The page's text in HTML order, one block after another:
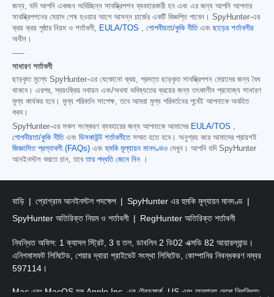
জন্য, যদি আপনি একজন অবিচ্ছিন্ন সাবস্ক্রিপশন ব্যবহারকারী হন এবং এর জন্য আপনি আপনার
সাবস্ক্রিপশনের মেয়াদ শেষ হওয়ার আগে আসন্ন চার্জের একটি বিজ্ঞপ্তি পাবেন। SpyHunter-এর
ক্রয় ক্রয় পৃষ্ঠার নিয়ম ও শর্তাবলী,
EULA/TOS গোপনীয়তা/কুকি নীতিএবং ছাড়ের শর্তাবলীর
অধীন।
-----
সাধারণ শর্তাবলী
ছাড়কৃত মূল্যে SpyHunter-এর যেকোনো ক্রয়, প্রদত্ত ছাড়কৃত সাবস্ক্রিপশন মেয়াদের জন্য বৈধ
থাকবে। এরপর, স্বয়ংক্রিয় নবায়ন এবং/অথবা ভবিষ্যতের ক্রয়ের জন্য তৎকালীন প্রযোজ্য সাধারণ
মূল্য কার্যকর হবে। মূল্য পরিবর্তন সাপেক্ষ, তবে আমরা মূল্য পরিবর্তনের পূর্বেই আপনাকে অবহিত
করব।
SpyHunter-এর সকল সংস্করণ ব্যবহারের জন্য আপনাকে আমাদের EULA/TOS
গোপনীয়তা/কুকি নীতিএবং ডিসকাউন্ট শর্তাবলীতেসম্মত হতে হবে। অনুগ্রহ করে আমাদের প্রায়শই
জিজ্ঞাসিত প্রশ্নাবলী (FAQs) এবংহুমকি মূল্যায়ন মানদণ্ডও দেখুন। আপনি যদি SpyHunter
আনইনস্টল করতে চান, তবেতার পদ্ধতি জেনে নিন ।
বাড়ি প্রোগ্রাম আনইনস্টল পদক্ষেপ
SpyHunter এর হুমকি মূল্যায়ন মানদণ্ড
SpyHunter অতিরিক্ত নিয়ম ও শর্তাবলী
RegHunter অতিরিক্ত শর্তাবলী
নিবন্ধিত অফিস: 1 ক্যাসল স্ট্রিট, 3 য় তল, ডাবলিন 2 ডি02 এক্সডি 82 আয়ারল্যান্ড।
এনিগমাসফট লিমিটেড, শেয়ার দ্বারা প্রাইভেট সংস্থা লিমিটেড, কোম্পানির নিবন্ধকরণ নম্বর
597114।
Mac এবং MacOS হল Apple Inc. এর ট্রেডমার্ক, US এবং অন্যান্য দেশে নিবন্ধিত৷